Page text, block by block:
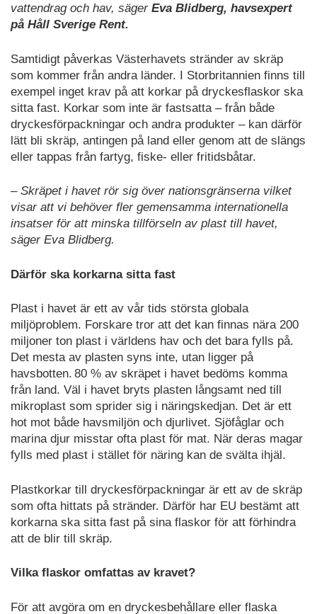
vattendrag och hav, sägerEva Blidberg, havsexpert
på Håll Sverige Rent.
Samtidigt påverkas Västerhavets stränder av skräp
som kommer från andra länder. I Storbritannien finns till
exempel inget krav på att korkar på dryckesflaskor ska
sitta fast. Korkar som inte är fastsatta – från både
dryckesförpackningar och andra produkter – kan därför
lätt bli skräp, antingen på land eller genom att de slängs
eller tappas från fartyg, fiske- eller fritidsbåtar.
– Skräpet i havet rör sig över nationsgränserna vilket
visar att vi behöver fler gemensamma internationella
insatser för att minska tillförseln av plast till havet,
säger Eva Blidberg.
Därför ska korkarna sitta fast
Plast i havet är ett av vår tids största globala
miljöproblem. Forskare tror att det kan finnas nära 200
miljoner ton plast i världens hav och det bara fylls på.
Det mesta av plasten syns inte, utan ligger på
havsbotten. 80 % av skräpet i havet bedöms komma
från land. Väl i havet bryts plasten långsamt ned till
mikroplast som sprider sig i näringskedjan. Det är ett
hot mot både havsmiljön och djurlivet. Sjöfåglar och
marina djur misstar ofta plast för mat. När deras magar
fylls med plast i stället för näring kan de svälta ihjäl.
Plastkorkar till dryckesförpackningar är ett av de skräp
som ofta hittats på stränder. Därför har EU bestämt att
korkarna ska sitta fast på sina flaskor för att förhindra
att de blir till skräp.
Vilka flaskor omfattas av kravet?
För att avgöra om en dryckesbehållare eller flaska